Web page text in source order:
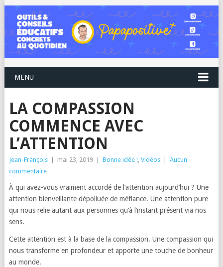
MENU
LA COMPASSION
COMMENCE AVEC
L’ATTENTION
Jean-François mai 23, 2019 Bonne idée !, Vidéos
Aucun
commentaire
À qui avez-vous vraiment accordé de l’attention aujourd’hui ? Une
attention bienveillante dépolluée de méfiance. Une attention pure
qui nous relie autant aux personnes qu’à l’instant présent via nos
sens.
Cette attention est à la base de la compassion. Une compassion qui
nous transforme en profondeur et apporte une touche de bonheur
au monde.